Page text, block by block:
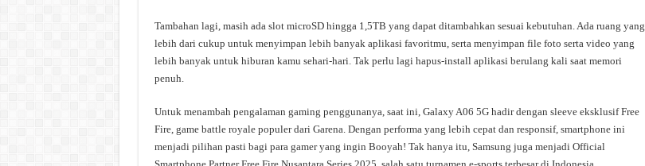
Tambahan lagi, masih ada slot microSD hingga 1,5TB yang dapat ditambahkan sesuai kebutuhan. Ada ruang yang
lebih dari cukup untuk menyimpan lebih banyak aplikasi favoritmu, serta menyimpan file foto serta video yang
lebih banyak untuk hiburan kamu sehari-hari. Tak perlu lagi hapus-install aplikasi berulang kali saat memori
penuh.
Untuk menambah pengalaman gaming penggunanya, saat ini, Galaxy A06 5G hadir dengan sleeve eksklusif Free
Fire, game battle royale populer dari Garena. Dengan performa yang lebih cepat dan responsif, smartphone ini
menjadi pilihan pasti bagi para gamer yang ingin Booyah! Tak hanya itu, Samsung juga menjadi Official